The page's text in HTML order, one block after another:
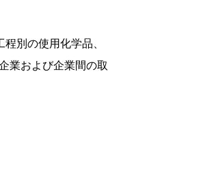
別の使用化学品、
業および企業間の取